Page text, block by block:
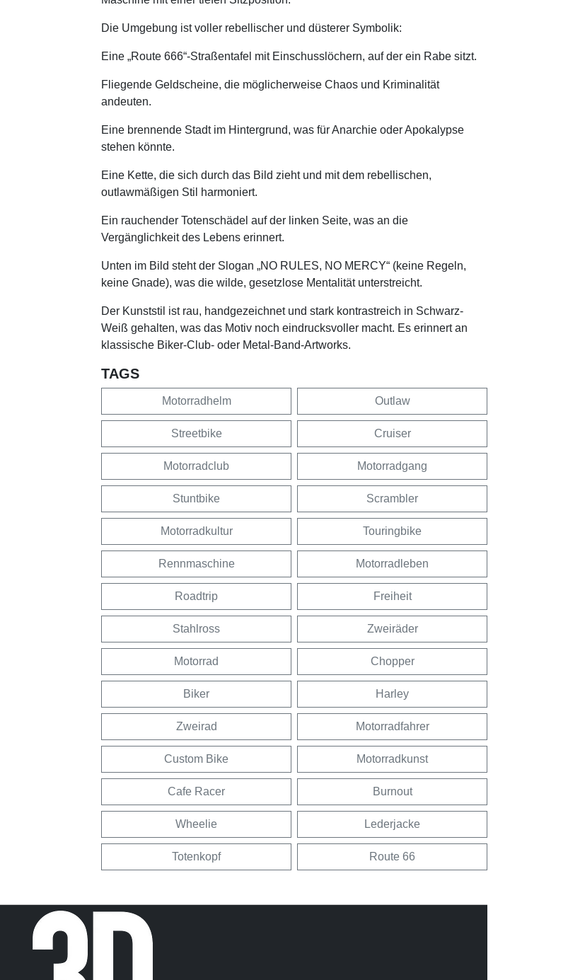
Die Umgebung ist voller rebellischer und düsterer Symbolik:
Eine „Route 666“-Straßentafel mit Einschusslöchern, auf der ein Rabe sitzt.
Fliegende Geldscheine, die möglicherweise Chaos und Kriminalität
andeuten.
Eine brennende Stadt im Hintergrund, was für Anarchie oder Apokalypse
stehen könnte.
Eine Kette, die sich durch das Bild zieht und mit dem rebellischen,
outlawmäßigen Stil harmoniert.
Ein rauchender Totenschädel auf der linken Seite, was an die
Vergänglichkeit des Lebens erinnert.
Unten im Bild steht der Slogan „NO RULES, NO MERCY“ (keine Regeln,
keine Gnade), was die wilde, gesetzlose Mentalität unterstreicht.
Der Kunststil ist rau, handgezeichnet und stark kontrastreich in Schwarz-
Weiß gehalten, was das Motiv noch eindrucksvoller macht. Es erinnert an
klassische Biker-Club- oder Metal-Band-Artworks.
TAGS
Motorradhelm Outlaw
Streetbike Cruiser
Motorradclub Motorradgang
Stuntbike Scrambler
Motorradkultur Touringbike
Rennmaschine Motorradleben
Roadtrip Freiheit
Stahlross Zweiräder
Motorrad Chopper
Biker Harley
Zweirad Motorradfahrer
Custom Bike Motorradkunst
Cafe Racer Burnout
Wheelie Lederjacke
Totenkopf Route 66